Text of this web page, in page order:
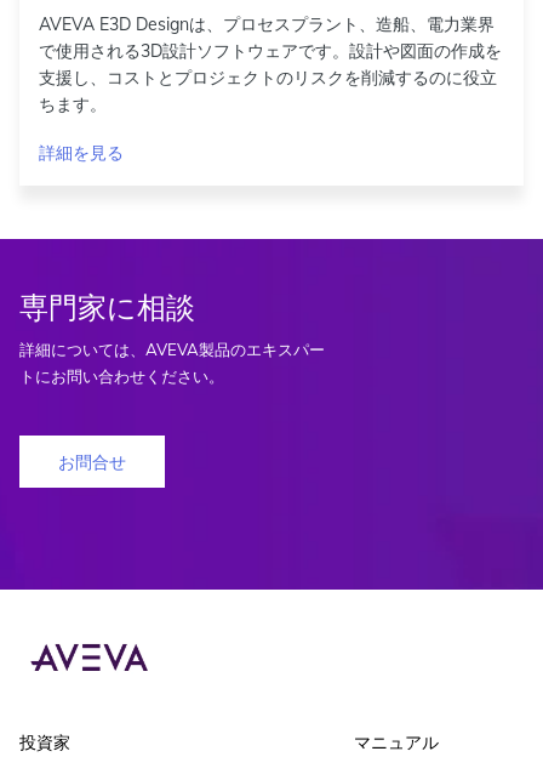
AVEVA E3D Designは、プロセスプラント、造船、電力業界
で使用される3D設計ソフトウェアです。設計や図面の作成を
支援し、コストとプロジェクトのリスクを削減するのに役立
ちます。
詳細を見る
専門家に相談
詳細については、AVEVA製品のエキスパー
トにお問い合わせください。
お問合せ
投資家
マニュアル